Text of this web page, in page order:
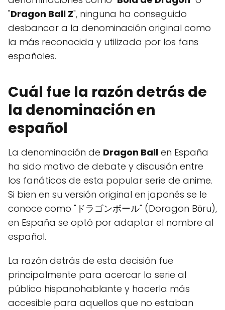
"Dragon Ball Z", ninguna ha conseguido
desbancar a la denominación original como
la más reconocida y utilizada por los fans
españoles.
Cuál fue la razón detrás de
la denominación en
español
La denominación de Dragon Ball en España
ha sido motivo de debate y discusión entre
los fanáticos de esta popular serie de anime.
Si bien en su versión original en japonés se le
conoce como "ドラゴンボール" (Doragon Bōru),
en España se optó por adaptar el nombre al
español.
La razón detrás de esta decisión fue
principalmente para acercar la serie al
público hispanohablante y hacerla más
accesible para aquellos que no estaban